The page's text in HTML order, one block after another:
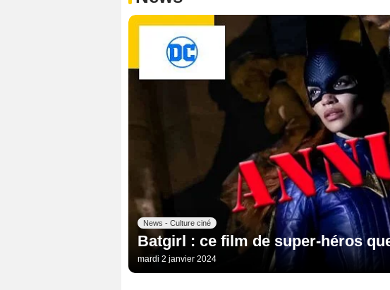
News - Culture ciné
Batgirl : ce film de super-héros
mardi 2 janvier 2024